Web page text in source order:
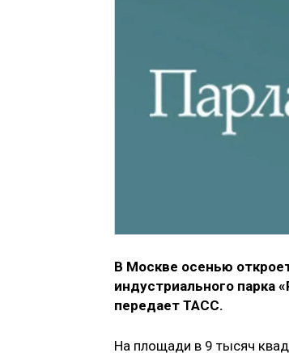
В Москве осенью
индустриального парка
передает ТАСС.
На площади в 9 тысяч